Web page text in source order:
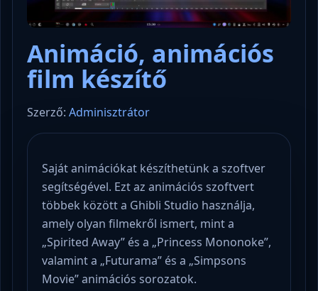
Animáció, animációs
film készítő
Szerző: Adminisztrátor
Saját animációkat készíthetünk a szoftver
segítségével. Ezt az animációs szoftvert
többek között a Ghibli Studio használja,
amely olyan filmekről ismert, mint a
„Spirited Away” és a „Princess Mononoke”,
valamint a „Futurama” és a „Simpsons
Movie” animációs sorozatok.